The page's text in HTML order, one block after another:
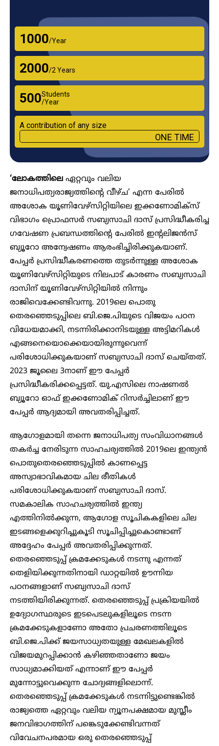
₹1000/Year
₹2000/2 Years
₹500Students
/Year
A contribution of any size
ONE TIME
‘ലോകത്തിലെ ഏറ്റവും വലിയ
ജനാധിപത്യരാജ്യത്തിന്റെ വീഴ്ച’ എന്ന പേരിൽ
അശോക യൂണിവേഴ്‌സിറ്റിയിലെ ഇക്കണോമിക്‌സ്
വിഭാഗം പ്രൊഫസർ സബ്യസാചി ദാസ് പ്രസിദ്ധീകരിച്ച
ഗവേഷണ പ്രബന്ധത്തിന്റെ പേരിൽ ഇന്റലിജൻസ്
ബ്യൂറോ അന്വേഷണം ആരംഭിച്ചിരിക്കുകയാണ്.
പേപ്പർ പ്രസിദ്ധീകരണത്തെ തുടർന്നുള്ള അശോക
യൂണിവേഴ്‌സിറ്റിയുടെ നിലപാട് കാരണം സബ്യസാചി
ദാസിന് യൂണിവേഴ്‌സിറ്റിയിൽ നിന്നും
രാജിവെക്കേണ്ടിവന്നു. 2019ലെ പൊതു
തെരഞ്ഞെടുപ്പിലെ ബി.ജെ.പിയുടെ വിജയം പഠന
വിധേയമാക്കി, നടന്നിരിക്കാനിടയുള്ള അട്ടിമറികൾ
എങ്ങനെയൊക്കെയായിരുന്നുവെന്ന്
പരിശോധിക്കുകയാണ് സബ്യസാചി ദാസ് ചെയ്തത്.
2023 ജൂലൈ 3നാണ് ഈ പേപ്പർ
പ്രസിദ്ധീകരിക്കപ്പെട്ടത്. യു.എസിലെ നാഷണൽ
ബ്യൂറോ ഓഫ് ഇക്കണോമിക് റിസർച്ചിലാണ് ഈ
പേപ്പർ ആദ്യമായി അവതരിപ്പിച്ചത്.
ആഗോളമായി തന്നെ ജനാധിപത്യ സംവിധാനങ്ങൾ
തകർച്ച നേരിടുന്ന സാഹചര്യത്തിൽ 2019ലെ ഇന്ത്യൻ
പൊതുതെരഞ്ഞെടുപ്പിൽ കാണപ്പെട്ട
അസ്വാഭാവികമായ ചില രീതികൾ
പരിശോധിക്കുകയാണ് സബ്യസാചി ദാസ്.
സമകാലിക സാഹചര്യത്തിൽ ഇന്ത്യ
എത്തിനിൽക്കുന്ന, ആഗോള സൂചികകളിലെ ചില
ഇടങ്ങളെക്കുറിച്ചുകൂടി സൂചിപ്പിച്ചുകൊണ്ടാണ്
അദ്ദേഹം പേപ്പർ അവതരിപ്പിക്കുന്നത്.
തെരഞ്ഞെടുപ്പ് ക്രമക്കേടുകൾ നടന്നു എന്നത്
തെളിയിക്കുന്നതിനായി ഡാറ്റയിൽ ഊന്നിയ
പഠനങ്ങളാണ് സബ്യസാചി ദാസ്
നടത്തിയിരിക്കുന്നത്. തെരഞ്ഞെടുപ്പ് പ്രക്രിയയിൽ
ഉദ്യോഗസ്ഥരുടെ ഇടപെടലുകളിലൂടെ നടന്ന
ക്രമക്കേടുകളാണോ അതോ പ്രചരണത്തിലൂടെ
ബി.ജെ.പിക്ക് ജയസാധ്യതയുള്ള മേഖലകളിൽ
വിജയമുറപ്പിക്കാൻ കഴിഞ്ഞതാണോ ജയം
സാധ്യമാക്കിയത് എന്നാണ് ഈ പേപ്പർ
മുന്നോട്ടുവെക്കുന്ന ചോദ്യങ്ങളിലൊന്ന്.
തെരഞ്ഞെടുപ്പ് ക്രമക്കേടുകൾ നടന്നിട്ടുണ്ടെങ്കിൽ
രാജ്യത്തെ ഏറ്റവും വലിയ ന്യൂനപക്ഷമായ മുസ്ലീം
ജനവിഭാഗത്തിന് പങ്കെടുക്കേണ്ടിവന്നത്
വിവേചനപരമായ ഒരു തെരഞ്ഞെടുപ്പ്